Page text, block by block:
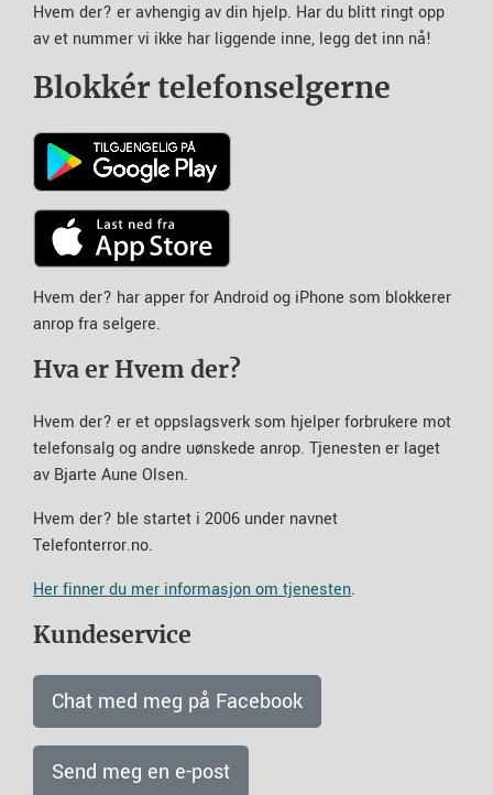
Hvem der? er avhengig av din hjelp. Har du blitt ringt opp
av et nummer vi ikke har liggende inne, legg det inn nå!
Blokkér telefonselgerne
Hvem der? har apper for Android og iPhone som blokkerer
anrop fra selgere.
Hva er Hvem der?
Hvem der? er et oppslagsverk som hjelper forbrukere mot
telefonsalg og andre uønskede anrop. Tjenesten er laget
av Bjarte Aune Olsen.
Hvem der? ble startet i 2006 under navnet
Telefonterror.no.
Her finner du mer informasjon om tjenesten.
Kundeservice
Chat med meg på Facebook
Send meg en e-post